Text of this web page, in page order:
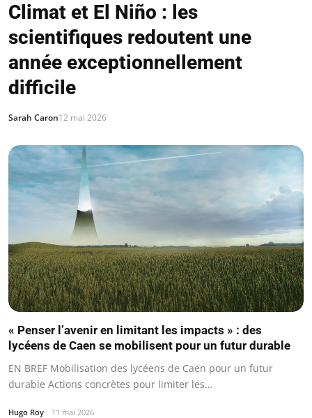
Climat et El Niño : les
scientifiques redoutent une
année exceptionnellement
difficile
Sarah Caron12 mai 2026
« Penser l’avenir en limitant les impacts » : des
lycéens de Caen se mobilisent pour un futur durable
EN BREF Mobilisation des lycéens de Caen pour un futur
durable Actions concrètes pour limiter les…
Hugo Roy 11 mai 2026